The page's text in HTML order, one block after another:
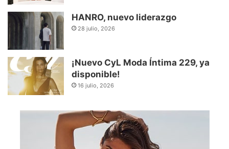
HANRO, nuevo liderazgo
28 julio, 2026
¡Nuevo CyL Moda Íntima 229, ya
disponible!
16 julio, 2026